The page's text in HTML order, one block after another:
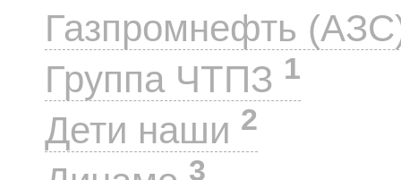
Газпромнефть
Группа ЧТПЗ 1
Дети наши 2
3